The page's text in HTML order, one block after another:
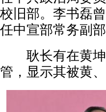
校旧部。李书磊
任中宣部常务副
耿长有在黄坤
管，显示其被黄、